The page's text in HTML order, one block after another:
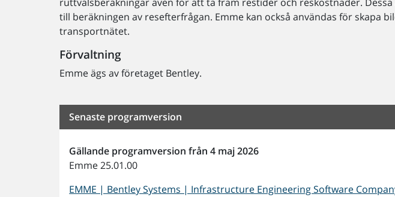
till beräkningen av resefterfrågan. Emme kan också användas för skapa
transportnätet.
Förvaltning
Emme ägs av företaget Bentley.
Senaste programversion
Gällande programversion från 4 maj 2026
Emme 25.01.00
EMME | Bentley Systems | Infrastructure Engineering Software